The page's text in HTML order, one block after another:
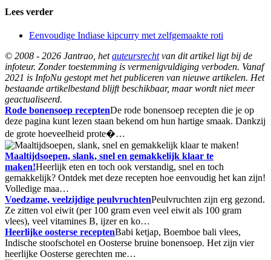
Lees verder
Eenvoudige Indiase kipcurry met zelfgemaakte roti
© 2008 - 2026 Jantrao, hetauteursrechtvan dit artikel ligt bij de
infoteur. Zonder toestemming is vermenigvuldiging verboden. Vanaf
2021 is InfoNu gestopt met het publiceren van nieuwe artikelen. Het
bestaande artikelbestand blijft beschikbaar, maar wordt niet meer
geactualiseerd.
Rode bonensoep receptenDe rode bonensoep recepten die je op
deze pagina kunt lezen staan bekend om hun hartige smaak. Dankzij
de grote hoeveelheid prote�…
Maaltijdsoepen, slank, snel en gemakkelijk klaar te
maken!Heerlijk eten en toch ook verstandig, snel en toch
gemakkelijk? Ontdek met deze recepten hoe eenvoudig het kan zijn!
Volledige maa…
Voedzame, veelzijdige peulvruchtenPeulvruchten zijn erg gezond.
Ze zitten vol eiwit (per 100 gram even veel eiwit als 100 gram
vlees), veel vitamines B, ijzer en ko…
Heerlijke oosterse receptenBabi ketjap, Boemboe bali vlees,
Indische stoofschotel en Oosterse bruine bonensoep. Het zijn vier
heerlijke Oosterse gerechten me…